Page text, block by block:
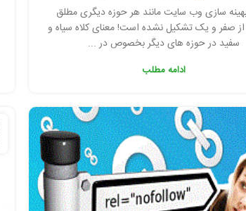
سازی وب سایت مانند هر حوزه دیگری مطلق
صفر و یک تشکیل نشده است! معنای کلاه سیاه و
سفید در حوزه های دیگر بخصوص در ...
ادامه مطلب